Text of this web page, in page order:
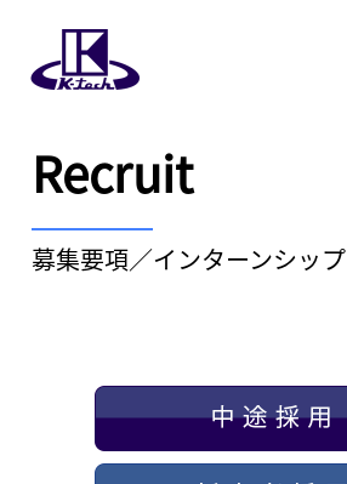
Recruit
募集要項／インターンシップ